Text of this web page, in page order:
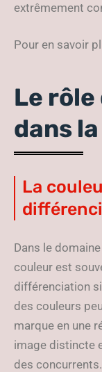
extrêmement
Pour en savoir
Le
dans
La
Dans le
couleur est
différenciation
des couleurs
marque en une
image distincte
des